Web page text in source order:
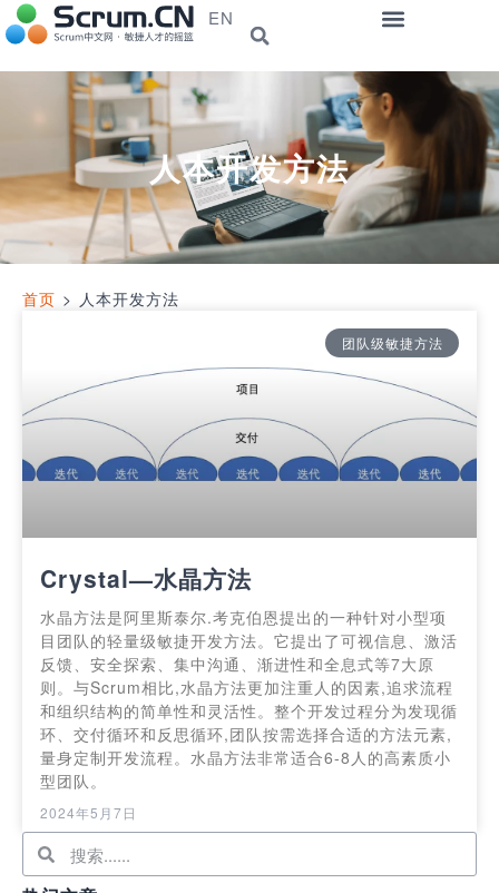
EN
人本开发方法
首页 > 人本开发方法
团队级敏捷方法
Crystal—水晶方法
水晶方法是阿里斯泰尔.考克伯恩提出的一种针对小型项
目团队的轻量级敏捷开发方法。它提出了可视信息、激活
反馈、安全探索、集中沟通、渐进性和全息式等7大原
则。与Scrum相比,水晶方法更加注重人的因素,追求流程
和组织结构的简单性和灵活性。整个开发过程分为发现循
环、交付循环和反思循环,团队按需选择合适的方法元素,
量身定制开发流程。水晶方法非常适合6-8人的高素质小
型团队。
2024年5月7日